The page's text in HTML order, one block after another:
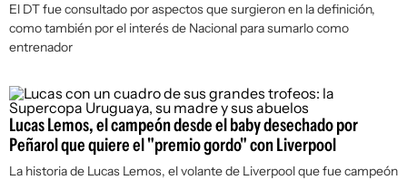
El DT fue consultado por aspectos que surgieron en la definición,
como también por el interés de Nacional para sumarlo como
entrenador
Lucas Lemos, el campeón desde el baby desechado por
Peñarol que quiere el "premio gordo" con Liverpool
La historia de Lucas Lemos, el volante de Liverpool que fue campeón